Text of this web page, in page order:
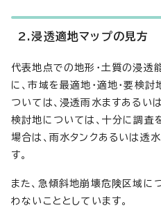
2.浸透適地マップの見方
代表地点での地形・土質の浸透
に、市域を最適地・適地・要検
ついては、浸透雨水ますあるい
検討地については、十分に調査
場合は、雨水タンクあるいは透
す。
また、急傾斜地崩壊危険区域に
わないこととしています。